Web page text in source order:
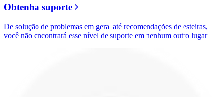
Obtenha suporte
De solução de problemas em geral até recomendações de esteiras,
você não encontrará esse nível de suporte em nenhum outro lugar